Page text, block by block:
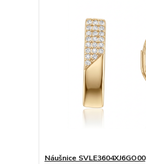
Náušnice SVLE3604XJ6GO00